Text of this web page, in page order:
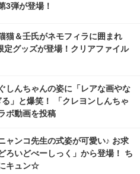
3弾が登場！
猫＆壬氏がネモフィラに囲まれ
グッズが登場！クリアファイル
しんちゃんの姿に「レアな画やな
」と爆笑！ 「クレヨンしんちゃ
ボ動画を投稿
ャンコ先生の式姿が可愛い♪ お求
ろいどべーしっく」から登場！ ち
キュン☆